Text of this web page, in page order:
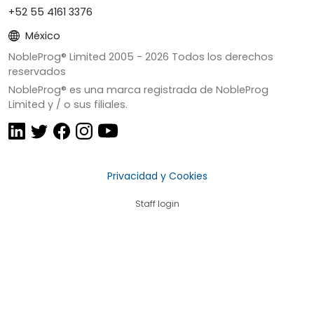
+52 55 4161 3376
México
NobleProg® Limited 2005 - 2026 Todos los derechos
reservados
NobleProg® es una marca registrada de NobleProg
Limited y / o sus filiales.
Privacidad y Cookies
Staff login